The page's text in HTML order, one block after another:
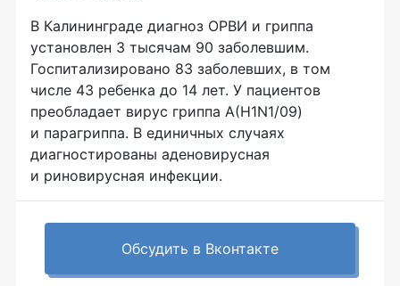
В Калининграде диагноз ОРВИ и гриппа
установлен 3 тысячам 90 заболевшим.
Госпитализировано 83 заболевших, в том
числе 43 ребенка до 14 лет. У пациентов
преобладает вирус гриппа А(H1N1/09)
и парагриппа. В единичных случаях
диагностированы аденовирусная
и риновирусная инфекции.
Обсудить в Вконтакте